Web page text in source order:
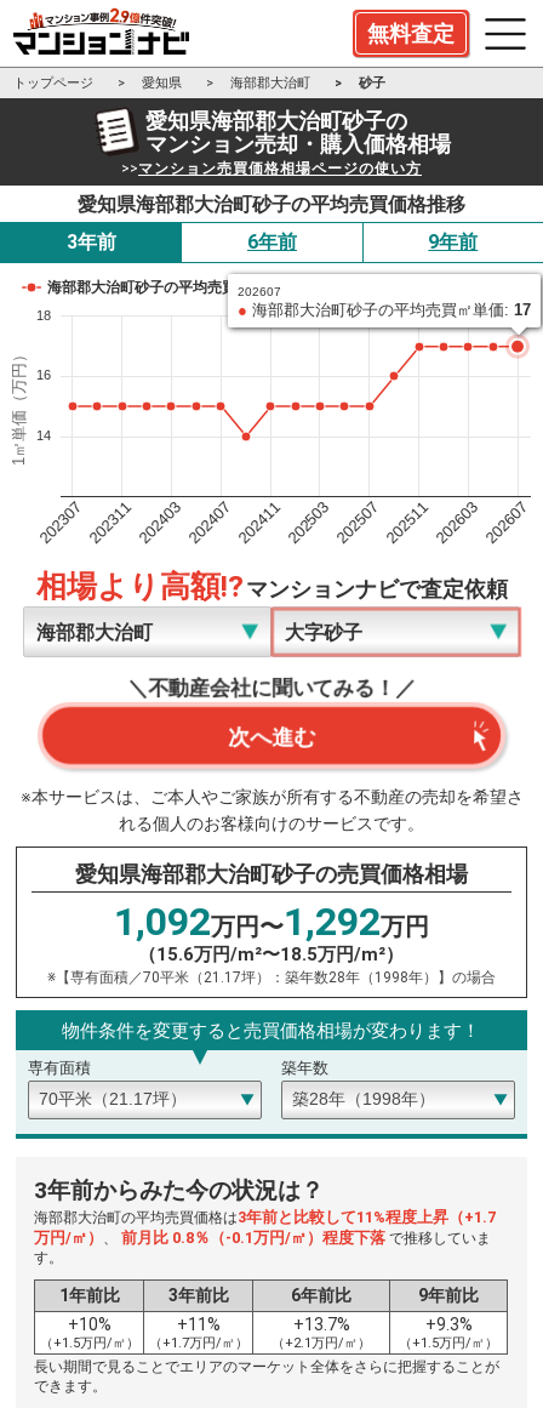
無料査定
トップページ 愛知県 海部郡大治町 砂子
愛知県海部郡大治町砂子の
マンション売却・購入価格相場
>>マンション売買価格相場ページの使い方
愛知県海部郡大治町砂子の平均売買価格推移
3年前
6年前 9年前
1㎡単価（万円）
海部郡大治町砂子の平均売買㎡単価
202307202311202403202407202411202503202507202511202603202607
14
16
18
202607
● 海部郡大治町砂子の平均売買㎡単価: 17
相場より高額!?マンションナビで査定依頼
＼不動産会社に聞いてみる！／
次へ進む
※本サービスは、ご本人やご家族が所有する不動産の売却を希望さ
れる個人のお客様向けのサービスです。
愛知県海部郡大治町砂子の売買価格相場
1,092万円〜1,292万円
（15.6万円/m²〜18.5万円/m²）
※【専有面積／70平米（21.17坪）：築年数28年（1998年）】の場合
物件条件を変更すると売買価格相場が変わります！
専有面積 築年数
3年前からみた今の状況は？
海部郡大治町の平均売買価格は3年前と比較して11%程度上昇（+1.7
万円/㎡） 、前月比 0.8％（-0.1万円/㎡）程度下落で推移していま
す。
1年前比 3年前比 6年前比
9年前比
+10%
（+1.5万円/㎡）
+11%
（+1.7万円/㎡）
+13.7%
（+2.1万円/㎡）
+9.3%
（+1.5万円/㎡）
長い期間で見ることでエリアのマーケット全体をさらに把握することが
できます。